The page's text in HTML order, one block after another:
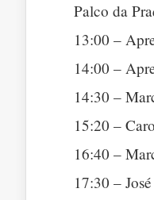
Palco da
13:00 –
14:00 –
14:30 –
15:20 –
16:40 –
17:30 –